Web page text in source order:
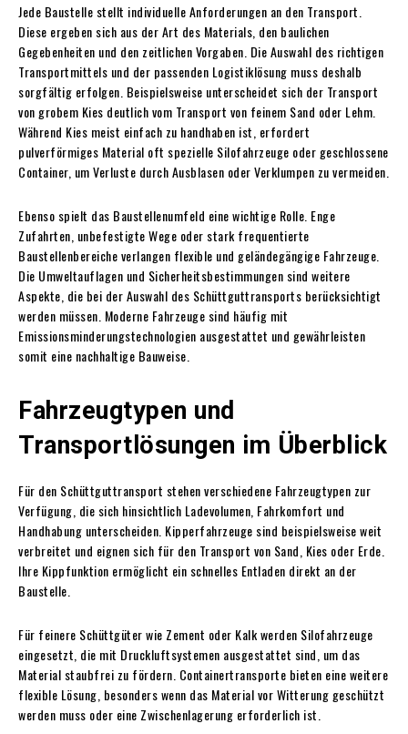
Jede Baustelle stellt individuelle Anforderungen an den Transport.
Diese ergeben sich aus der Art des Materials, den baulichen
Gegebenheiten und den zeitlichen Vorgaben. Die Auswahl des richtigen
Transportmittels und der passenden Logistiklösung muss deshalb
sorgfältig erfolgen. Beispielsweise unterscheidet sich der Transport
von grobem Kies deutlich vom Transport von feinem Sand oder Lehm.
Während Kies meist einfach zu handhaben ist, erfordert
pulverförmiges Material oft spezielle Silofahrzeuge oder geschlossene
Container, um Verluste durch Ausblasen oder Verklumpen zu vermeiden.
Ebenso spielt das Baustellenumfeld eine wichtige Rolle. Enge
Zufahrten, unbefestigte Wege oder stark frequentierte
Baustellenbereiche verlangen flexible und geländegängige Fahrzeuge.
Die Umweltauflagen und Sicherheitsbestimmungen sind weitere
Aspekte, die bei der Auswahl des Schüttguttransports berücksichtigt
werden müssen. Moderne Fahrzeuge sind häufig mit
Emissionsminderungstechnologien ausgestattet und gewährleisten
somit eine nachhaltige Bauweise.
Fahrzeugtypen und
Transportlösungen im Überblick
Für den Schüttguttransport stehen verschiedene Fahrzeugtypen zur
Verfügung, die sich hinsichtlich Ladevolumen, Fahrkomfort und
Handhabung unterscheiden. Kipperfahrzeuge sind beispielsweise weit
verbreitet und eignen sich für den Transport von Sand, Kies oder Erde.
Ihre Kippfunktion ermöglicht ein schnelles Entladen direkt an der
Baustelle.
Für feinere Schüttgüter wie Zement oder Kalk werden Silofahrzeuge
eingesetzt, die mit Druckluftsystemen ausgestattet sind, um das
Material staubfrei zu fördern. Containertransporte bieten eine weitere
flexible Lösung, besonders wenn das Material vor Witterung geschützt
werden muss oder eine Zwischenlagerung erforderlich ist.